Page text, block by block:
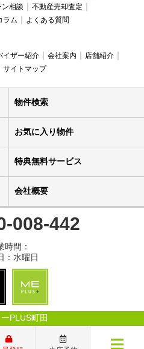
相談
不動産売却査定
ラム よくある質問
イザー紹介 会社案内
店舗紹介
サイトマップ
物件検索
お気に入り物件
特典無料サービス
会社概要
008-442
時間：
：水曜日
PLUS町田